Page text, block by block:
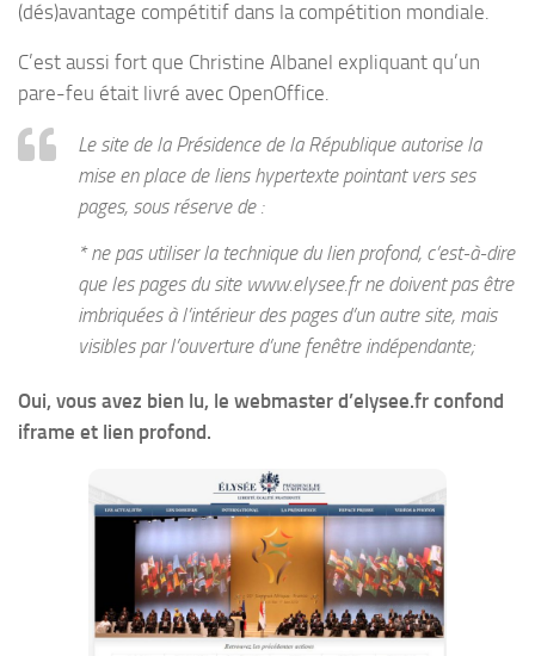
(dés)avantage compétitif dans la compétition mondiale.
C’est aussi fort que Christine Albanel expliquant qu’un
pare-feu était livré avec OpenOffice.
Le site de la Présidence de la République autorise la
mise en place de liens hypertexte pointant vers ses
pages, sous réserve de :
* ne pas utiliser la technique du lien profond, c’est-à-dire
que les pages du site www.elysee.fr ne doivent pas être
imbriquées à l’intérieur des pages d’un autre site, mais
visibles par l’ouverture d’une fenêtre indépendante;
Oui, vous avez bien lu, le webmaster d’elysee.fr confond
iframe et lien profond.